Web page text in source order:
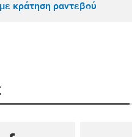
την εξέταση που θέλετε
κράτηση ραντεβού